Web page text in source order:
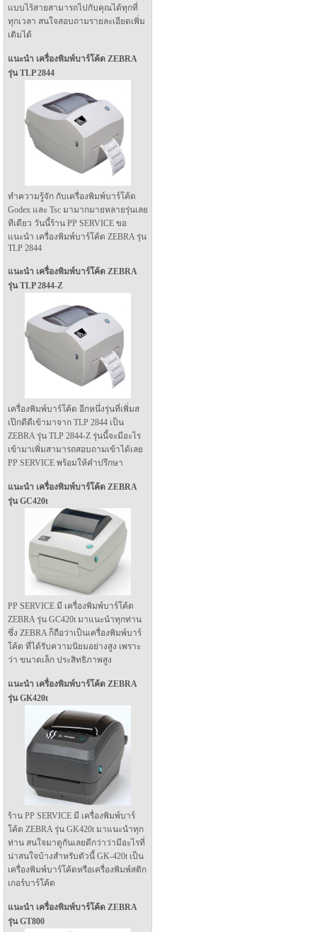
แบบไร้สายสามารถไปกับคุณได้ทุกที่
ทุกเวลา สนใจสอบถามรายละเอียดเพิ่ม
เติมได้
แนะนำ เครื่องพิมพ์บาร์โค้ด ZEBRA
รุ่น TLP 2844
ทำความรู้จัก กับเครื่องพิมพ์บาร์โค้ด
Godex และ Tsc มามากมายหลายรุ่นเลย
ทีเดียว วันนี้ร้าน PP SERVICE ขอ
แนะนำ เครื่องพิมพ์บาร์โค้ด ZEBRA รุ่น
TLP 2844
แนะนำ เครื่องพิมพ์บาร์โค้ด ZEBRA
รุ่น TLP 2844-Z
เครื่องพิมพ์บาร์โค้ด อีกหนึ่งรุ่นที่เพิ่มส
เป๊กดีดีเข้ามาจาก TLP 2844 เป็น
ZEBRA รุ่น TLP 2844-Z รุ่นนี้จะมีอะไร
เข้ามาเพิ่มสามารถสอบถามเข้าได้เลย
PP SERVICE พร้อมให้คำปรึกษา
แนะนำ เครื่องพิมพ์บาร์โค้ด ZEBRA
รุ่น GC420t
PP SERVICE มี เครื่องพิมพ์บาร์โค้ด
ZEBRA รุ่น GC420t มาแนะนำทุกท่าน
ซึ่ง ZEBRA ก็ถือว่าเป็นเครื่องพิมพ์บาร์
โค้ด ที่ได้รับความนิยมอย่างสูง เพราะ
ว่า ขนาดเล็ก ประสิทธิภาพสูง
แนะนำ เครื่องพิมพ์บาร์โค้ด ZEBRA
รุ่น GK420t
ร้าน PP SERVICE มี เครื่องพิมพ์บาร์
โค้ด ZEBRA รุ่น GK420t มาแนะนำทุก
ท่าน สนใจมาดูกันเลยดีกว่าว่ามีอะไรที่
น่าสนใจบ้างสำหรับตัวนี้ GK-420t เป็น
เครื่องพิมพ์บาร์โค้ดหรือเครื่องพิมพ์สติก
เกอร์บาร์โค้ด
แนะนำ เครื่องพิมพ์บาร์โค้ด ZEBRA
รุ่น GT800